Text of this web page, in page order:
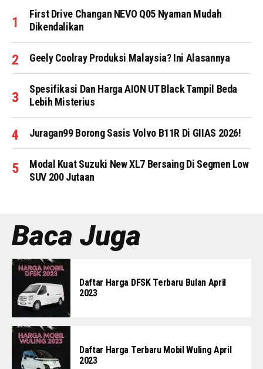
First Drive Changan NEVO Q05 Nyaman Mudah
Dikendalikan
Geely Coolray Produksi Malaysia? Ini Alasannya
Spesifikasi Dan Harga AION UT Black Tampil Beda
Lebih Misterius
Juragan99 Borong Sasis Volvo B11R Di GIIAS 2026!
Modal Kuat Suzuki New XL7 Bersaing Di Segmen Low
SUV 200 Jutaan
Baca Juga
Daftar Harga DFSK Terbaru Bulan April
2023
Daftar Harga Terbaru Mobil Wuling April
2023